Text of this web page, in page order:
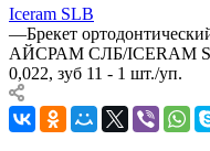
Iceram SLB
—Брекет
АЙСРАМ СЛБ/ICERAM
0,022, зуб 11 - 1 шт./уп.